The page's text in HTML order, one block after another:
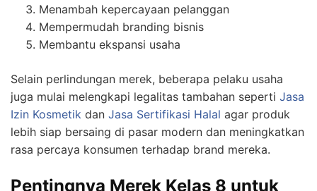
Menambah kepercayaan pelanggan
Mempermudah branding bisnis
Membantu ekspansi usaha
Selain perlindungan merek, beberapa pelaku usaha
juga mulai melengkapi legalitas tambahan seperti Jasa
Izin Kosmetik dan Jasa Sertifikasi Halal agar produk
lebih siap bersaing di pasar modern dan meningkatkan
rasa percaya konsumen terhadap brand mereka.
Pentingnya Merek Kelas 8 untuk